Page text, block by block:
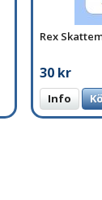
Rex
30 kr
Info